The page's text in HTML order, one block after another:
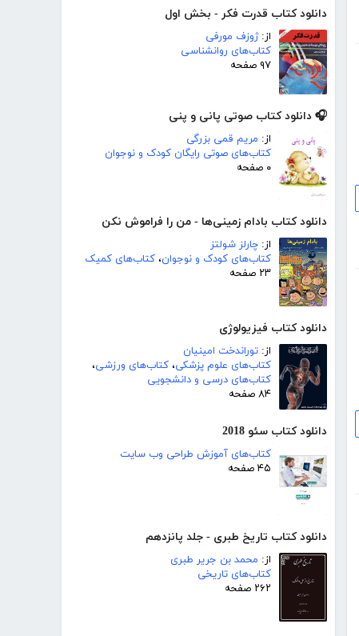
دانلود کتاب قدرت فکر - بخش اول
از:ژوزف مورفی
کتاب‌های روانشناسی
۹۷ صفحه
🎧 دانلود کتاب صوتی پانی و پنی
از: مریم قمی بزرگی
کتاب‌های صوتی رایگان کودک و نوجوان
۰ صفحه
دانلود کتاب بادام زمینی‌ها - من را فراموش نکن
از: چارلز شولتز
کتاب‌های کودک و نوجوان، کتاب‌های کمیک
۲۳ صفحه
دانلود کتاب فیزیولوژی
از: توراندخت امینیان
کتاب‌های علوم پزشکی، کتاب‌های ورزشی،
کتاب‌های درسی و دانشجویی
۸۴ صفحه
دانلود کتاب سئو 2018
کتاب‌های آموزش طراحی وب سایت
۴۵ صفحه
دانلود کتاب تاریخ طبری - جلد پانزدهم
از: محمد بن جریر طبری
کتاب‌های تاریخی
۲۶۲ صفحه